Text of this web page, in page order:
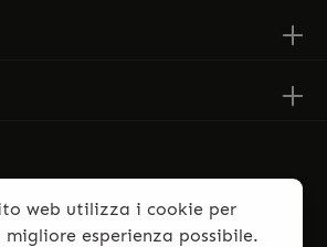
web utilizza i cookie per
esperienza possibile.